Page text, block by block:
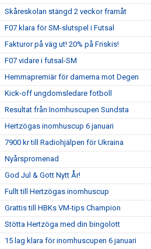
Skåreskolan stängd 2 veckor framåt
F07 klara för SM-slutspel i Futsal
Fakturor på väg ut! 20% på Friskis!
F07 vidare i futsal-SM
Hemmapremiär för damerna mot Degen
Kick-off ungdomsledare fotboll
Resultat från Inomhuscupen Sundsta
Hertzögas inomhuscup 6 januari
7900 kr till Radiohjälpen för Ukraina
Nyårspromenad
God Jul & Gott Nytt År!
Fullt till Hertzögas inomhuscup
Grattis till HBKs VM-tips Champion
Stötta Hertzöga med din bingolott
15 lag klara för inomhuscupen 6 januari